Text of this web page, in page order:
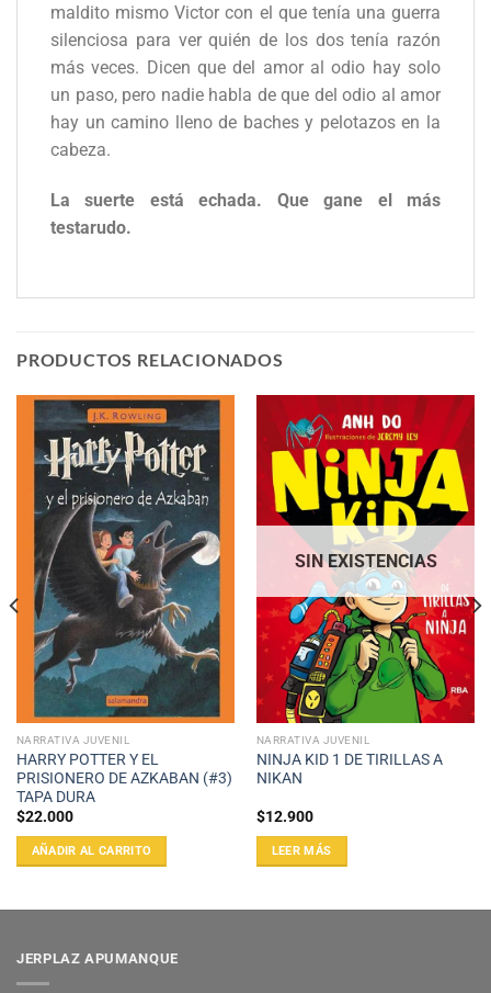
maldito mismo Victor con el que tenía una guerra
silenciosa para ver quién de los dos tenía razón
más veces. Dicen que del amor al odio hay solo
un paso, pero nadie habla de que del odio al amor
hay un camino lleno de baches y pelotazos en la
cabeza.
La suerte está echada. Que gane el más
testarudo.
PRODUCTOS RELACIONADOS
NARRATIVA JUVENIL
HARRY POTTER Y EL
PRISIONERO DE AZKABAN (#3)
TAPA DURA
$22.000
AÑADIR AL CARRITO
SIN EXISTENCIAS
NARRATIVA JUVENIL
NINJA KID 1 DE TIRILLAS A
NIKAN
$12.900
LEER MÁS
JERPLAZ APUMANQUE